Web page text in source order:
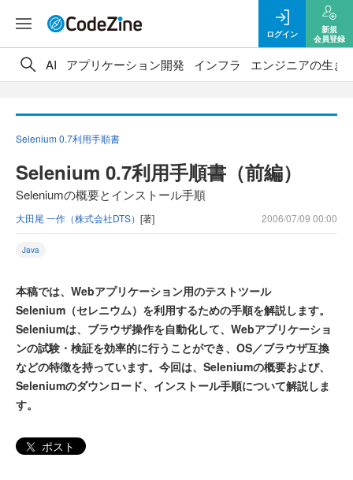
ログイン
新規
会員登録
AI アプリケーション開発 インフラ エンジニアの生き
Selenium 0.7利用手順書
Selenium 0.7利用手順書（前編）
Seleniumの概要とインストール手順
大田尾 一作（株式会社DTS） [著] 2006/07/09 00:00
Java
本稿では、Webアプリケーション用のテストツール
Selenium（セレニウム）を利用するための手順を解説します。
Seleniumは、ブラウザ操作を自動化して、Webアプリケーショ
ンの試験・検証を効率的に行うことができ、OS／ブラウザ互換
などの特徴を持っています。今回は、Seleniumの概要および、
Seleniumのダウンロード、インストール手順について解説しま
す。
ポスト